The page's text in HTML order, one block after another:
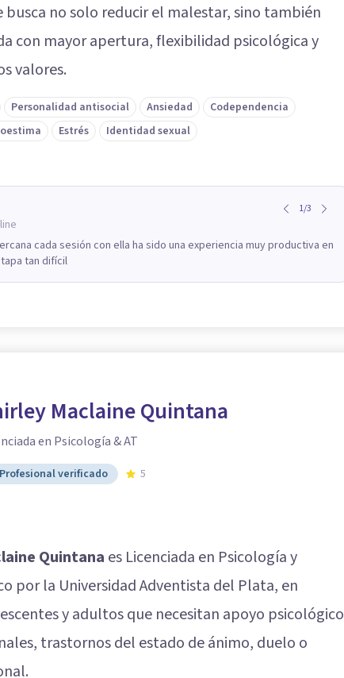
no solo reducir el malestar, sino también
con mayor apertura, flexibilidad psicológica y
valores.
Personalidad antisocial Ansiedad
Codependencia
Estrés Identidad sexual
1/3
cada sesión con ella ha sido una experiencia muy productiva en
tan difícil
Maclaine Quintana
en Psicología & AT
Profesional verificado 5
Quintana es Licenciada en Psicología y
por la Universidad Adventista del Plata, en
y adultos que necesitan apoyo psicológico
trastornos del estado de ánimo, duelo o